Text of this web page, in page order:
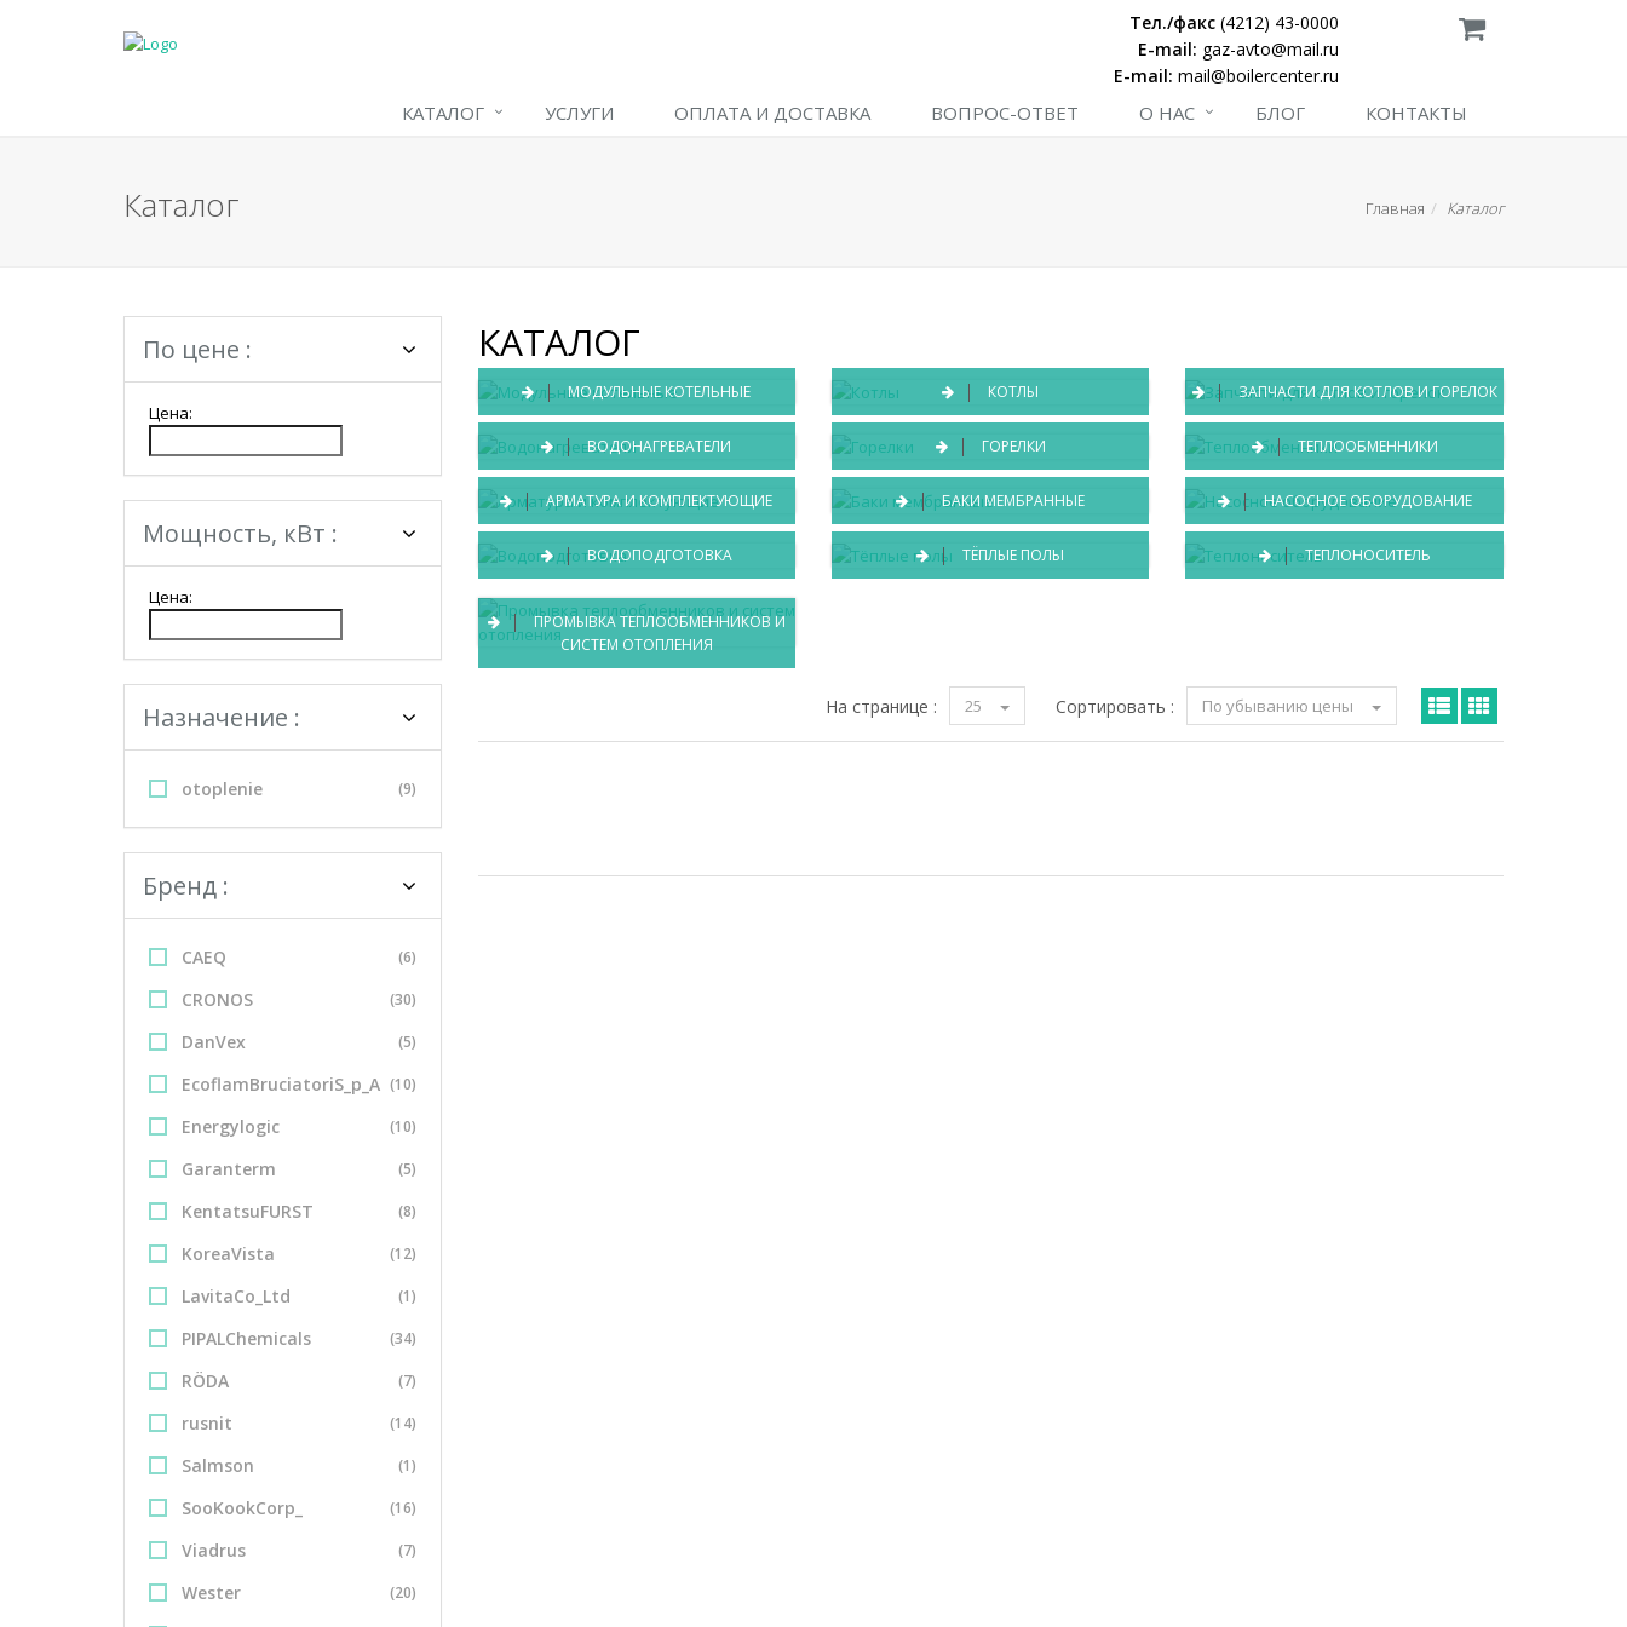
Тел./факс (4212) 43-0000
E-mail: gaz-avto@mail.ru
E-mail: mail@boilercenter.ru
КАТАЛОГ УСЛУГИ ОПЛАТА И ДОСТАВКА ВОПРОС-ОТВЕТ О НАС БЛОГ КОНТАКТЫ
Каталог Главная Каталог
По цене :
Цена:
Мощность, кВт :
Цена:
Назначение :
otoplenie (9)
Бренд :
CAEQ (6)
CRONOS (30)
DanVex (5)
EcoflamBruciatoriS_p_A (10)
Energylogic (10)
Garanterm (5)
KentatsuFURST (8)
KoreaVista (12)
LavitaCo_Ltd (1)
PIPALChemicals (34)
RÖDA (7)
rusnit (14)
Salmson (1)
SooKookCorp_ (16)
Viadrus (7)
Wester (20)
КАТАЛОГ
МОДУЛЬНЫЕ КОТЕЛЬНЫЕ КОТЛЫ ЗАПЧАСТИ ДЛЯ КОТЛОВ И ГОРЕЛОК
ВОДОНАГРЕВАТЕЛИ ГОРЕЛКИ ТЕПЛООБМЕННИКИ
АРМАТУРА И КОМПЛЕКТУЮЩИЕ БАКИ МЕМБРАННЫЕ НАСОСНОЕ ОБОРУДОВАНИЕ
ВОДОПОДГОТОВКА ТЁПЛЫЕ ПОЛЫ ТЕПЛОНОСИТЕЛЬ
ПРОМЫВКА ТЕПЛООБМЕННИКОВ И
СИСТЕМ ОТОПЛЕНИЯ
Сортировать : По убыванию цены
На странице : 25